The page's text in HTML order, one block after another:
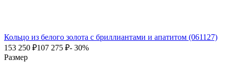
Кольцо из белого золота с бриллиантами и апатитом (061127)
153 250 ₽107 275 ₽- 30%
Размер